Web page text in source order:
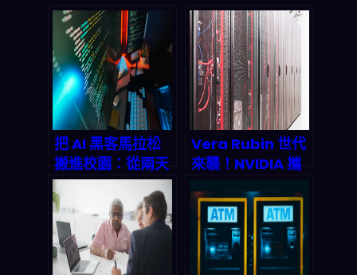
把 AI 黑客馬拉松
搬進校園：從兩天
原型到 2026 產業
鏈的真實落點
Vera Rubin 世代
來襲！NVIDIA 攜
太空，1T 參數模型
效率狂飆 35 倍的
2027 代理式 AI 革
命解析